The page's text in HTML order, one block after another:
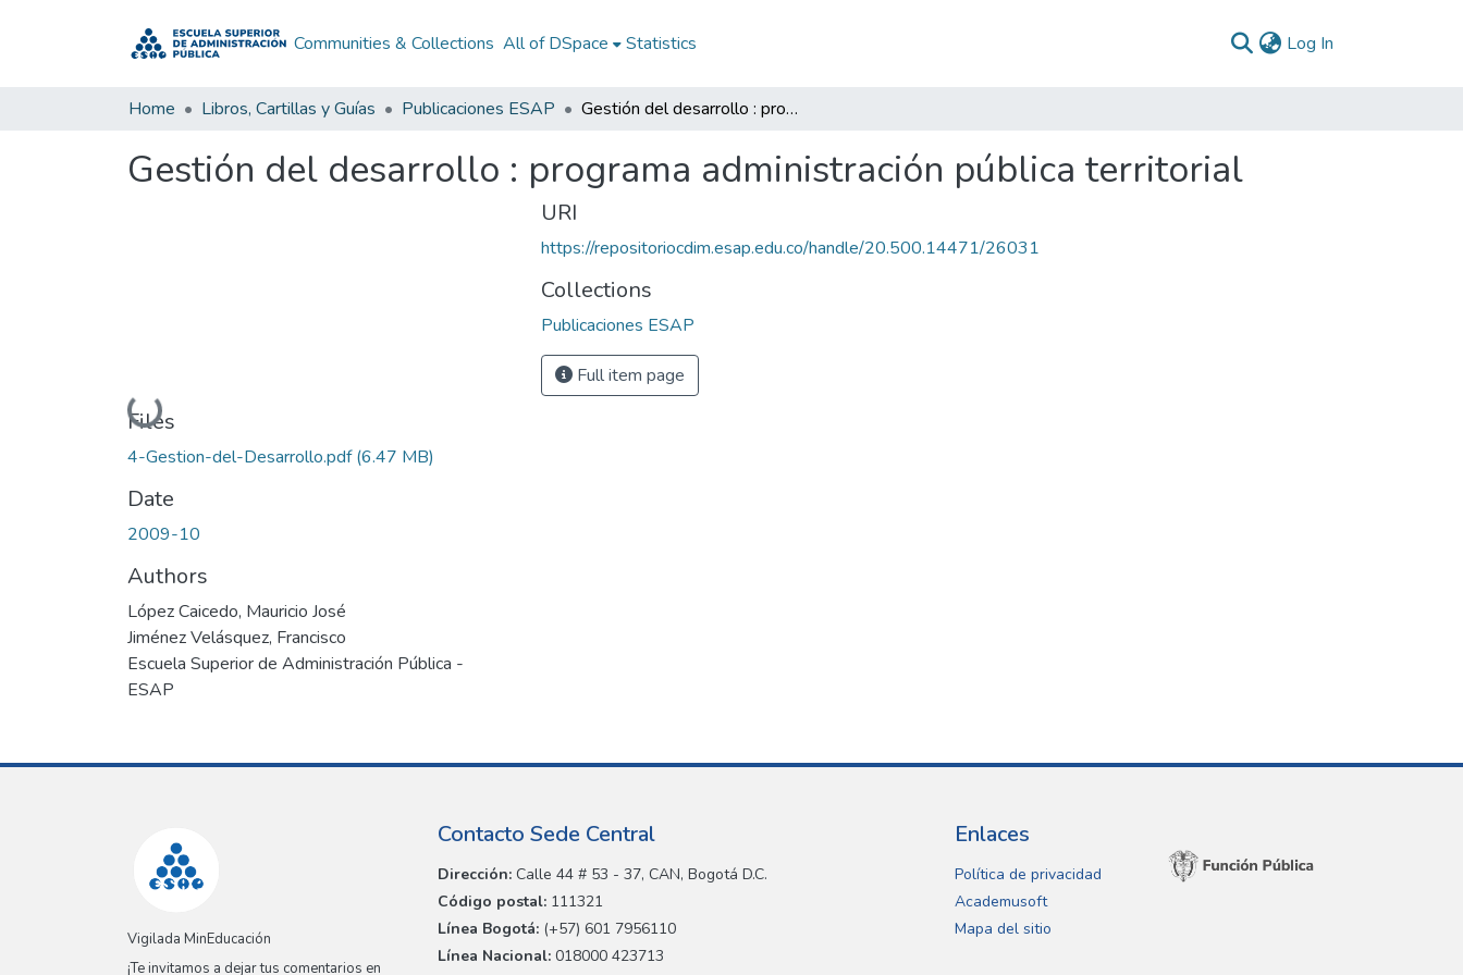
Communities & Collections All of DSpace Statistics Log In
Home Libros, Cartillas y Guías Publicaciones ESAP Gestión del desarrollo : programa administración pública territorial
Gestión del desarrollo : programa administración pública territorial
Loading...
Files
4-Gestion-del-Desarrollo.pdf(6.47 MB)
Date
2009-10
Authors
López Caicedo, Mauricio José
Jiménez Velásquez, Francisco
Escuela Superior de Administración Pública -
ESAP
URI
https://repositoriocdim.esap.edu.co/handle/20.500.14471/26031
Collections
Publicaciones ESAP
Full item page
Vigilada MinEducación
¡Te invitamos a dejar tus comentarios en
Contacto Sede Central
Dirección: Calle 44 # 53 - 37, CAN, Bogotá D.C.
Código postal: 111321
Línea Bogotá: (+57) 601 7956110
Línea Nacional: 018000 423713
Enlaces
Política de privacidad
Academusoft
Mapa del sitio